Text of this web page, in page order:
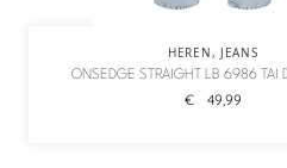
HEREN, JEANS
ONSEDGE STRAIGHT LB 6986 TAI
€ 49,99